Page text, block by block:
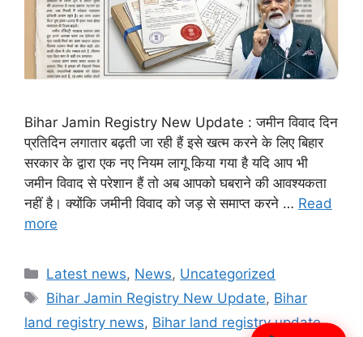
×
Join WhatsApp
Join Now
Bihar Jamin Registry New Update : जमीन विवाद दिन
प्रतिदिन लगातार बढ़ती जा रही हैं इसे खत्म करने के लिए बिहार
सरकार के द्वारा एक नए नियम लागू किया गया है यदि आप भी
जमीन विवाद से परेशान हैं तो अब आपको घबराने की आवश्यकता
नहीं है। क्योंकि जमीनी विवाद को जड़ से समाप्त करने … Read
more
Categories
Latest news, News, Uncategorized
Tags
Bihar Jamin Registry New Update, Bihar
land registry news, Bihar land registry update,